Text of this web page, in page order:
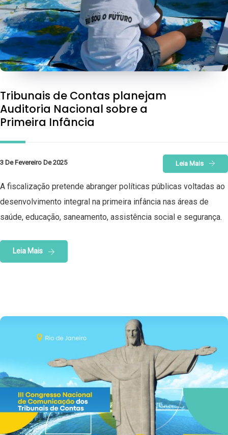
Tribunais de Contas planejam
Auditoria Nacional sobre a
Primeira Infância
3 De Fevereiro De 2025 Leia Mais
A fiscalização pretende abranger políticas públicas voltadas ao
desenvolvimento integral na primeira infância nas áreas de
saúde, educação, saneamento, assistência social e segurança.
Leia Mais